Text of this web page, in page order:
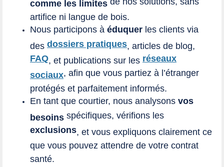
comme les limites
artifice ni langue de bois.
Nous participons à éduquer les clients via
des dossiers pratiques , articles de blog,
FAQ , et publications sur les réseaux
sociaux, afin que vous partiez à l’étranger
protégés et parfaitement informés.
En tant que courtier, nous analysons vos
besoins spécifiques, vérifions les
exclusions , et vous expliquons clairement ce
que vous pouvez attendre de votre contrat
santé.